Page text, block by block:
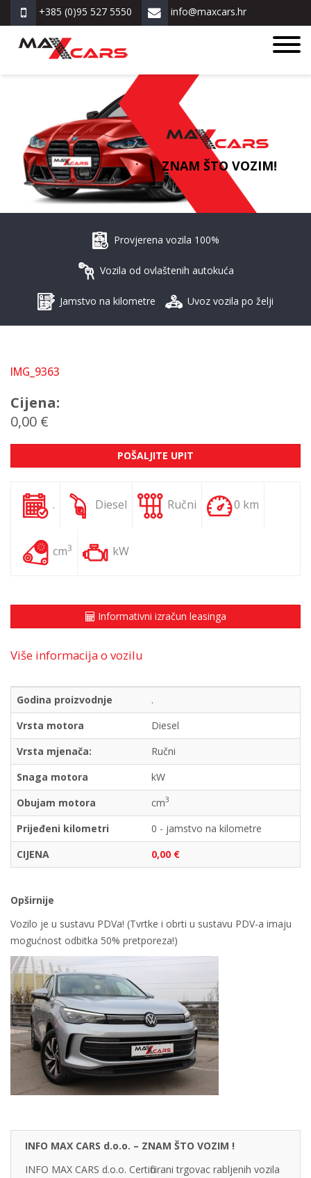
+385 (0)95 527 5550 info@maxcars.hr
ZNAM ŠTO VOZIM!
Provjerena vozila 100%
Vozila od ovlaštenih autokuća
Jamstvo na kilometre Uvoz vozila po želji
IMG_9363
Cijena:
0,00 €
POŠALJITE UPIT
. Diesel Ručni 0 km
cm3 kW
Informativni izračun leasinga
Više informacija o vozilu
Godina proizvodnje
.
Vrsta motora
Diesel
Vrsta mjenača:
Ručni
Snaga motora
kW
Obujam motora
cm3
Prijeđeni kilometri
0 - jamstvo na kilometre
CIJENA
0,00 €
Opširnije
Vozilo je u sustavu PDVa! (Tvrtke i obrti u sustavu PDV-a imaju
mogućnost odbitka 50% pretporeza!)
INFO MAX CARS d.o.o. – ZNAM ŠTO VOZIM !
INFO MAX CARS d.o.o. Certificirani trgovac rabljenih vozila